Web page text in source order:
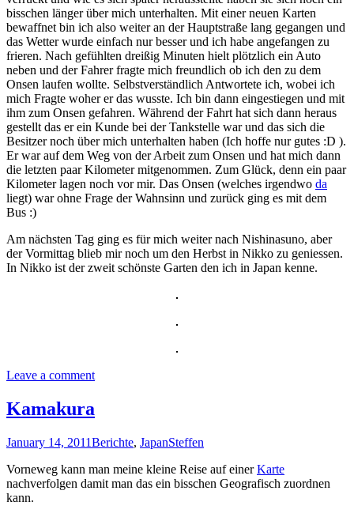
bisschen länger über mich unterhalten. Mit einer neuen Karten
bewaffnet bin ich also weiter an der Hauptstraße lang gegangen und
das Wetter wurde einfach nur besser und ich habe angefangen zu
frieren. Nach gefühlten dreißig Minuten hielt plötzlich ein Auto
neben und der Fahrer fragte mich freundlich ob ich den zu dem
Onsen laufen wollte. Selbstverständlich Antwortete ich, wobei ich
mich Fragte woher er das wusste. Ich bin dann eingestiegen und mit
ihm zum Onsen gefahren. Während der Fahrt hat sich dann heraus
gestellt das er ein Kunde bei der Tankstelle war und das sich die
Besitzer noch über mich unterhalten haben (Ich hoffe nur gutes :D ).
Er war auf dem Weg von der Arbeit zum Onsen und hat mich dann
die letzten paar Kilometer mitgenommen. Zum Glück, denn ein paar
Kilometer lagen noch vor mir. Das Onsen (welches irgendwo da
liegt) war ohne Frage der Wahnsinn und zurück ging es mit dem
Bus :)
Am nächsten Tag ging es für mich weiter nach Nishinasuno, aber
der Vormittag blieb mir noch um den Herbst in Nikko zu geniessen.
In Nikko ist der zweit schönste Garten den ich in Japan kenne.
Leave a comment
Kamakura
January 14, 2011Berichte, JapanSteffen
Vorneweg kann man meine kleine Reise auf einerKarte
nachverfolgen damit man das ein bisschen Geografisch zuordnen
kann.